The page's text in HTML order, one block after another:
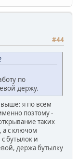
#44
по
держу.
выше: я по всем
поэтому -
таких
а с ключом
бутылок и
держа бутылку